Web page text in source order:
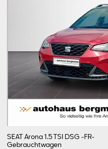
SEAT Arona 1.5 TSI DSG -FR-
Gebrauchtwagen